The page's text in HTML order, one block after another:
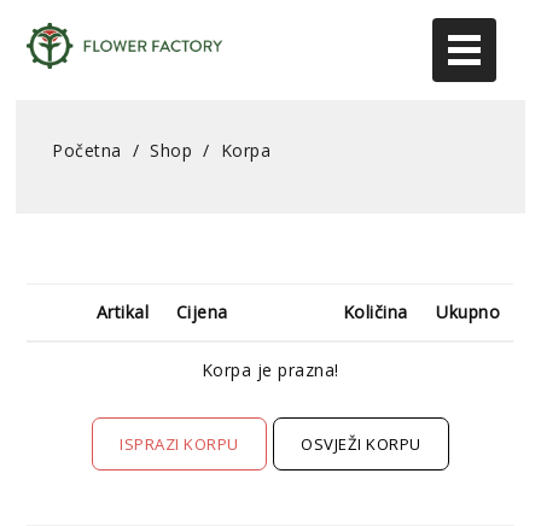
Početna / Shop / Korpa
Artikal Cijena Količina Ukupno
Korpa je prazna!
ISPRAZI KORPU OSVJEŽI KORPU